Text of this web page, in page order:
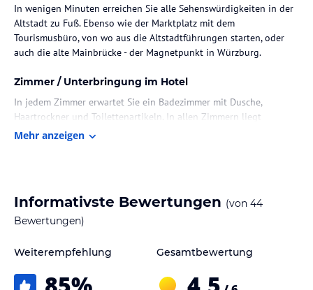
In wenigen Minuten erreichen Sie alle Sehenswürdigkeiten in der
Altstadt zu Fuß. Ebenso wie der Marktplatz mit dem
Tourismusbüro, von wo aus die Altstadtführungen starten, oder
auch die alte Mainbrücke - der Magnetpunkt in Würzburg.
Zimmer / Unterbringung im Hotel
In jedem Zimmer erwartet Sie ein Badezimmer mit Dusche,
Haartrockner und Toilettenartikeln. In allen Zimmern liegt
Venylboden aus. Die Betten sind mit neuen Matratzen und
der Kaffee-und Teestation bedienen.
Beginnen Sie den Tag mit einem ausführlichen Frühstück bis
Bürgerspital-Weinstuben, die Bürgerspital-Weinstuben sowie das
Mehr anzeigen
Informativste Bewertungen (von 44
Bewertungen)
Weiterempfehlung Gesamtbewertung